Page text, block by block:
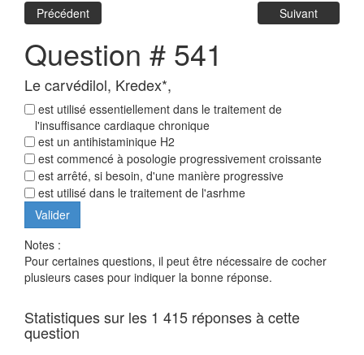
Précédent Suivant
Question # 541
Le carvédilol, Kredex*,
est utilisé essentiellement dans le traitement de
l'insuffisance cardiaque chronique
est un antihistaminique H2
est commencé à posologie progressivement croissante
est arrêté, si besoin, d'une manière progressive
est utilisé dans le traitement de l'asrhme
Notes :
Pour certaines questions, il peut être nécessaire de cocher
plusieurs cases pour indiquer la bonne réponse.
Statistiques sur les 1 415 réponses à cette
question